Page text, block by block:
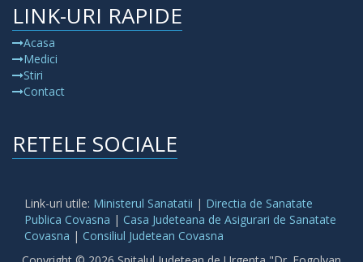
LINK-URI RAPIDE
Acasa
Medici
Stiri
Contact
RETELE SOCIALE
Link-uri utile: Ministerul Sanatatii | Directia de Sanatate
Publica Covasna | Casa Judeteana de Asigurari de Sanatate
Covasna | Consiliul Judetean Covasna